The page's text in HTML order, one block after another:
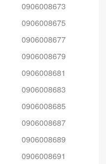
0906008673
0906008675
0906008677
0906008679
0906008681
0906008683
0906008685
0906008687
0906008689
0906008691